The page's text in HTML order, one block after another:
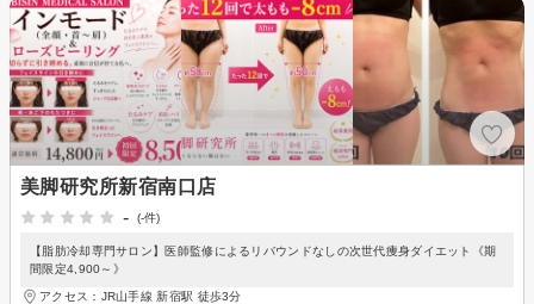
美脚研究所新宿南口店
-
(-件)
【脂肪冷却専門サロン】医師監修によるリバウンドなしの次世代痩身ダイエット《期
間限定4,900～》
アクセス：JR山手線 新宿駅 徒歩3分